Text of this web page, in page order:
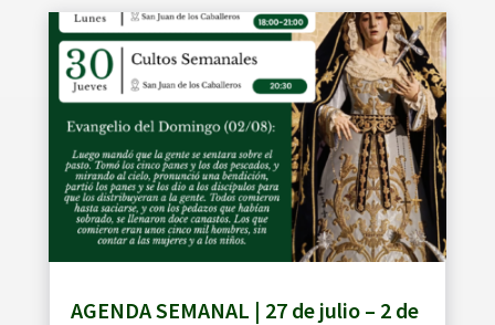
AGENDA SEMANAL | 27 de julio – 2 de